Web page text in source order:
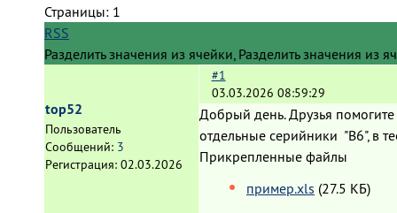
Страницы: 1
RSS
Разделить значения из ячейки, Разделить значения из
top52
Пользователь
Сообщений: 3
Регистрация: 02.03.2026
#1
03.03.2026 08:59:29
Добрый день. Друзья
отдельные серийники "В6", в
Прикрепленные файлы
пример.xls (27.5 КБ)